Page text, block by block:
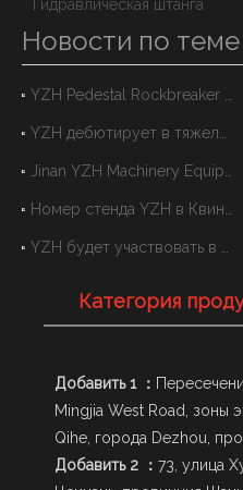
Гидравлическая штанга
Новости по теме
YZH Pedestal Rockbreaker Boom приглашает вас встретиться с нами на выставке Bauma CHINA 2026 в Шанхае
YZH дебютирует в тяжелом весе! Совместно приступить к новой главе Китая (Гуанси) - АСЕАНСКОГО МИНДИНСКОГО СООБЩЕНИЯ В 2025 году.
Jinan YZH Machinery Equipment Co., Ltd. для участия в выставке оборудования и технологий в 2024 году для горнодобывающей промышленности и горнодобывающей промышленности
Номер стенда YZH в Квинслендской выставке Mining & Engineering 2024
YZH будет участвовать в Ugol Rossii & Mining 2024
Категория
Добавить 1 ：
Mingjia West Road, зоны
Qihe, города Dezhou,
Добавить 2 ： 73, улица